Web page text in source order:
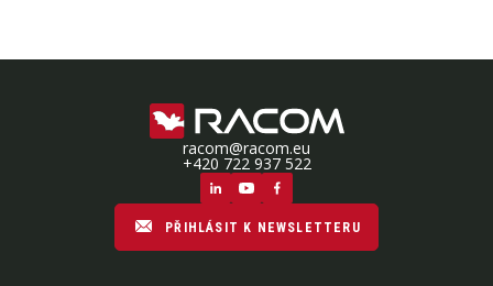
racom@racom.eu
+420 722 937 522
PŘIHLÁSIT K NEWSLETTERU